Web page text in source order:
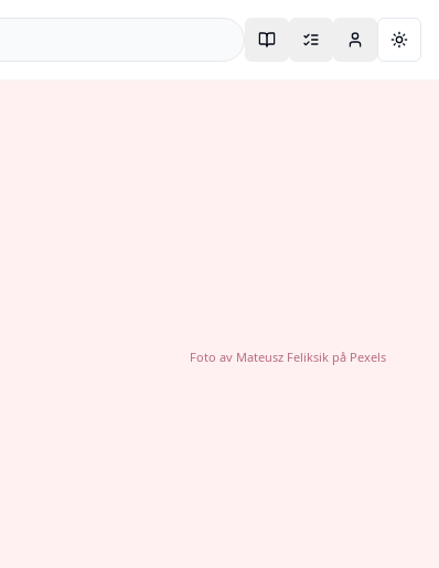
Foto av Mateusz Feliksikpå Pexels